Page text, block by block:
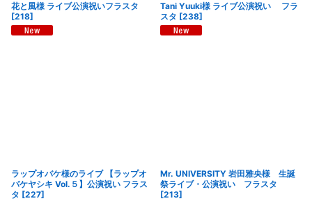
花と風様 ライブ公演祝いフラスタ
[218]
Tani Yuuki様 ライブ公演祝い フラ
スタ [238]
ラップオバケ様のライブ 【ラップオ
バケヤシキ Vol.５】公演祝い フラス
タ [227]
Mr. UNIVERSITY 岩田雅央様 生誕
祭ライブ・公演祝い フラスタ
[213]